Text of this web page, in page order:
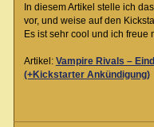
In diesem Artikel stelle ich
vor, und weise auf den
Es ist sehr cool und ich freue
Artikel: Vampire Rivals –
(+Kickstarter Ankündigung)